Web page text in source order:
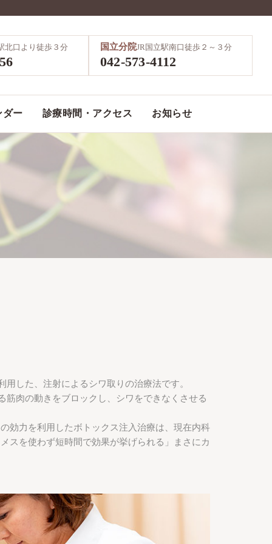
北口より徒歩３分 国立分院JR国立駅南口徒歩２～３分
042-573-4112
ダー 診療時間・アクセス お知らせ
した、注射によるシワ取りの治療法です。
肉の動きをブロックし、シワをできなくさせる
効力を利用したボトックス注入治療は、現在内科
スを使わず短時間で効果が挙げられる」まさにカ